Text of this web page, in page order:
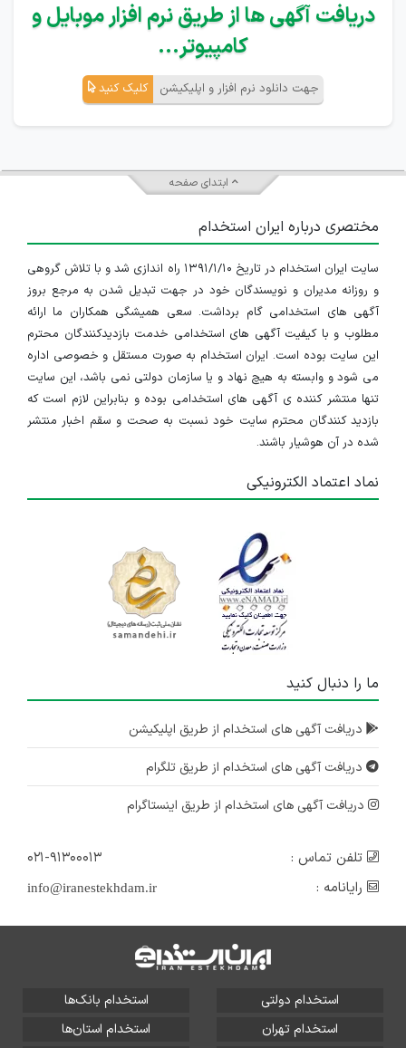
دریافت آگهی ها از طریق نرم افزار موبایل و
کامپیوتر...
جهت دانلود نرم افزار و اپلیکیشن کلیک کنید
ابتدای صفحه
مختصری درباره ایران استخدام
سایت ایران استخدام در تاریخ ۱۳۹۱/۱/۱۰ راه اندازی شد و با تلاش گروهی
و روزانه مدیران و نویسندگان خود در جهت تبدیل شدن به مرجع بروز
آگهی های استخدامی گام برداشت. سعی همیشگی همکاران ما ارائه
مطلوب و با کیفیت آگهی های استخدامی خدمت بازدیدکنندگان محترم
این سایت بوده است. ایران استخدام به صورت مستقل و خصوصی اداره
می شود و وابسته به هیچ نهاد و یا سازمان دولتی نمی باشد، این سایت
تنها منتشر کننده ی آگهی های استخدامی بوده و بنابراین لازم است که
بازدید کنندگان محترم سایت خود نسبت به صحت و سقم اخبار منتشر
شده در آن هوشیار باشند.
نماد اعتماد الکترونیکی
ما را دنبال کنید
دریافت آگهی های استخدام از طریق اپلیکیشن
دریافت آگهی های استخدام از طریق تلگرام
دریافت آگهی های استخدام از طریق اینستاگرام
تلفن تماس :
۰۲۱-۹۱۳۰۰۰۱۳
رایانامه :
info@iranestekhdam.ir
استخدام دولتی
استخدام بانک‌ها
استخدام تهران
استخدام استان‌ها